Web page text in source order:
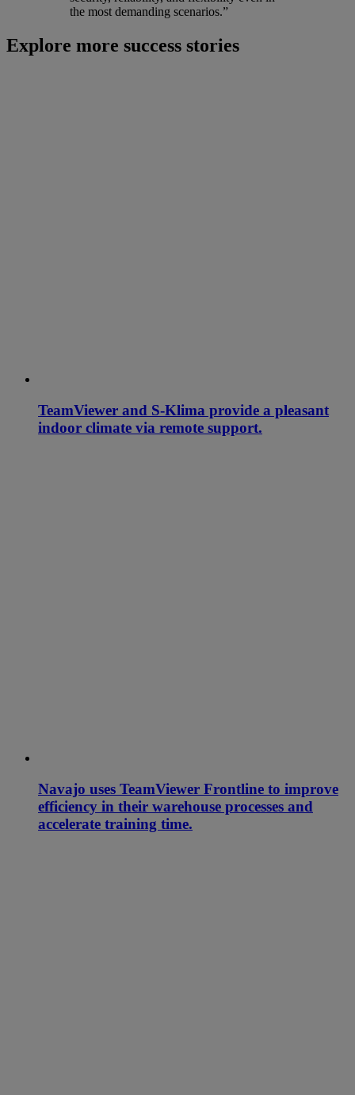
the most demanding scenarios.”
Explore more success stories
TeamViewer and S-Klima provide a pleasant
indoor climate via remote support.
Navajo uses TeamViewer Frontline to improve
efficiency in their warehouse processes and
accelerate training time.